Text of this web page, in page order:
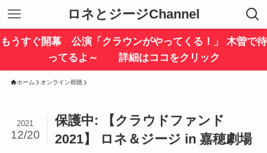
ロネとジージChannel
もうすぐ開幕 公演「クラウンがやってくる！」 木曽で待
ってるよ～ 詳細はココをクリック
ホーム オンライン視聴
保護中: 【クラウドファンド
2021】 ロネ＆ジージ in 嘉穂劇場
2021
12/20